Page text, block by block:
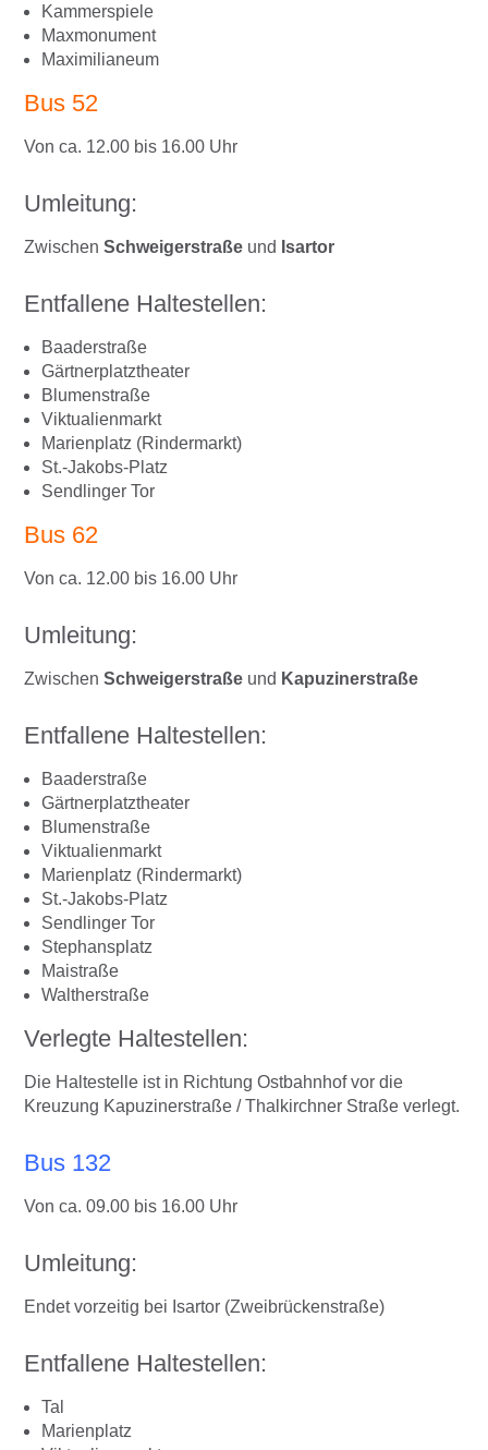
Kammerspiele
Maxmonument
Maximilianeum
Bus 52
Von ca. 12.00 bis 16.00 Uhr
Umleitung:
Zwischen Schweigerstraße und Isartor
Entfallene Haltestellen:
Baaderstraße
Gärtnerplatztheater
Blumenstraße
Viktualienmarkt
Marienplatz (Rindermarkt)
St.-Jakobs-Platz
Sendlinger Tor
Bus 62
Von ca. 12.00 bis 16.00 Uhr
Umleitung:
Zwischen Schweigerstraße und Kapuzinerstraße
Entfallene Haltestellen:
Baaderstraße
Gärtnerplatztheater
Blumenstraße
Viktualienmarkt
Marienplatz (Rindermarkt)
St.-Jakobs-Platz
Sendlinger Tor
Stephansplatz
Maistraße
Waltherstraße
Verlegte Haltestellen:
Die Haltestelle ist in Richtung Ostbahnhof vor die
Kreuzung Kapuzinerstraße / Thalkirchner Straße verlegt.
Bus 132
Von ca. 09.00 bis 16.00 Uhr
Umleitung:
Endet vorzeitig bei Isartor (Zweibrückenstraße)
Entfallene Haltestellen:
Tal
Marienplatz